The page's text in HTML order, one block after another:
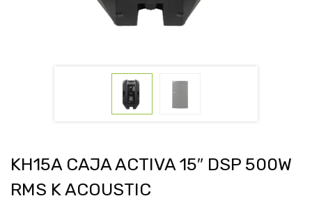
KH15A CAJA ACTIVA 15″ DSP 500W
RMS K ACOUSTIC